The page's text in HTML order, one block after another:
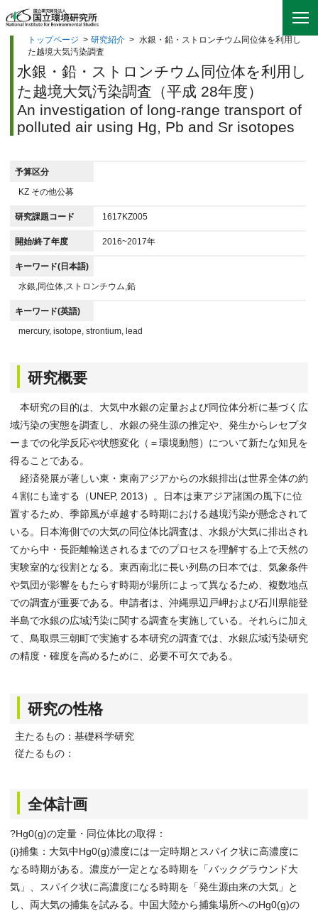
トップページ > 研究紹介 > 水銀・鉛・ストロンチウム同位体を利用し
た越境大気汚染調査
水銀・鉛・ストロンチウム同位体を利用し
た越境大気汚染調査（平成 28年度）
An investigation of long-range transport of
polluted air using Hg, Pb and Sr isotopes
予算区分
KZ その他公募
研究課題コード 1617KZ005
開始/終了年度 2016~2017年
キーワード(日本語)
水銀,同位体,ストロンチウム,鉛
キーワード(英語)
mercury, isotope, strontium, lead
研究概要
本研究の目的は、大気中水銀の定量および同位体分析に基づく広
域汚染の実態を調査し、水銀の発生源の推定や、発生からレセプタ
ーまでの化学反応や状態変化（＝環境動態）について新たな知見を
得ることである。
経済発展が著しい東・東南アジアからの水銀排出は世界全体の約
４割にも達する（UNEP, 2013）。日本は東アジア諸国の風下に位
置するため、季節風が卓越する時期における越境汚染が懸念されて
いる。日本海側での大気の同位体比調査は、水銀が大気に排出され
てから中・長距離輸送されるまでのプロセスを理解する上で天然の
実験室的な役割となる。東西南北に長い列島の日本では、気象条件
や気団が影響をもたらす時期が場所によって異なるため、複数地点
での調査が重要である。申請者は、沖縄県辺戸岬および石川県能登
半島で水銀の広域汚染に関する調査を実施している。それらに加え
て、鳥取県三朝町で実施する本研究の調査では、水銀広域汚染研究
の精度・確度を高めるために、必要不可欠である。
研究の性格
主たるもの：基礎科学研究
従たるもの：
全体計画
?Hg0(g)の定量・同位体比の取得：
(i)捕集：大気中Hg0(g)濃度には一定時期とスパイク状に高濃度に
なる時期がある。濃度が一定となる時期を「バックグラウンド大
気」、スパイク状に高濃度になる時期を「発生源由来の大気」と
し、両大気の捕集を試みる。中国大陸から捕集場所へのHg0(g)の